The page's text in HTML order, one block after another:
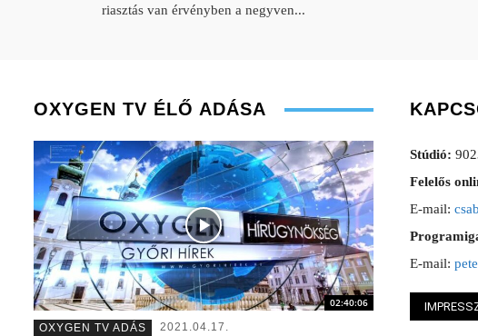
riasztás van érvényben a negyven...
Szél Móni – szerkesztő-riporter Turi Szilvia-
OXYGEN TV ÉLŐ ADÁSA
02:40:06
OXYGEN TV ADÁS
2021.04.17.
Stúdió:
Felelős
E-mail:
E-mail: